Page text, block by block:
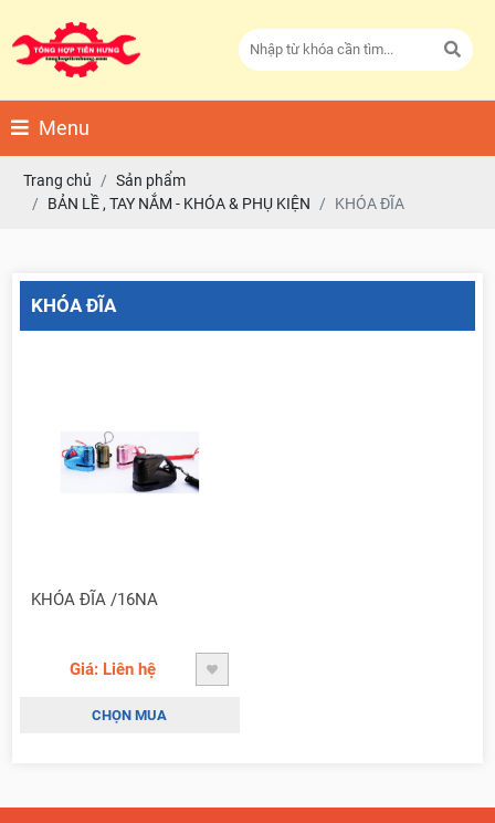
Menu
Trang chủ
Sản phẩm
BẢN LỀ , TAY NẮM - KHÓA & PHỤ KIỆN
KHÓA ĐĨA
KHÓA ĐĨA
KHÓA ĐĨA /16NA
Giá: Liên hệ
CHỌN MUA